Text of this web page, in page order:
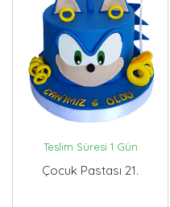
Teslim Süresi 1 Gün
Çocuk Pastası 21.